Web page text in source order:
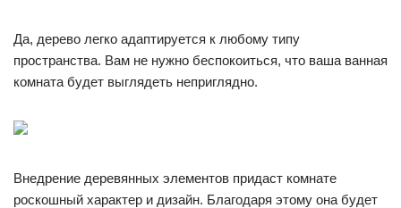
Да, дерево легко адаптируется к любому типу
пространства. Вам не нужно беспокоиться, что ваша ванная
комната будет выглядеть неприглядно.
Внедрение деревянных элементов придаст комнате
роскошный характер и дизайн. Благодаря этому она будет